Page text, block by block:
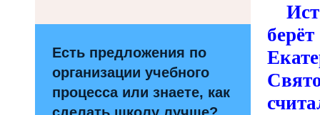
Есть предложения по
организации учебного
процесса или знаете, как